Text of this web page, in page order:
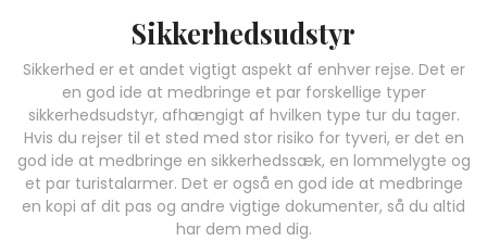
Sikkerhedsudstyr
Sikkerhed er et andet vigtigt aspekt af enhver rejse. Det er
en god ide at medbringe et par forskellige typer
sikkerhedsudstyr, afhængigt af hvilken type tur du tager.
Hvis du rejser til et sted med stor risiko for tyveri, er det en
god ide at medbringe en sikkerhedssæk, en lommelygte og
et par turistalarmer. Det er også en god ide at medbringe
en kopi af dit pas og andre vigtige dokumenter, så du altid
har dem med dig.